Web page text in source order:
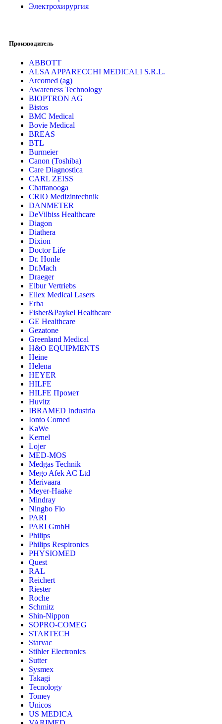
Электрохирургия
Производитель
ABBOTT
ALSA APPARECCHI MEDICALI S.R.L.
Arcomed (ag)
Awareness Technology
BIOPTRON AG
Bistos
BMC Medical
Bovie Medical
BREAS
BTL
Burmeier
Canon (Toshiba)
Care Diagnostica
CARL ZEISS
Chattanooga
CRIO Medizintechnik
DANMETER
DeVilbiss Healthcare
Diagon
Diathera
Dixion
Doctor Life
Dr. Honle
Dr.Mach
Draeger
Elbur Vertriebs
Ellex Medical Lasers
Erba
Fisher&Paykel Healthcare
GE Healthcare
Gezatone
Greenland Medical
H&O EQUIPMENTS
Heine
Helena
HEYER
HILFE
HILFE Промет
Huvitz
IBRAMED Industria
Ionto Comed
KaWe
Kernel
Lojer
MED-MOS
Medgas Technik
Mego Afek AC Ltd
Merivaara
Meyer-Haake
Mindray
Ningbo Flo
PARI
PARI GmbH
Philips
Philips Respironics
PHYSIOMED
Quest
RAL
Reichert
Riester
Roche
Schmitz
Shin-Nippon
SOPRO-COMEG
STARTECH
Starvac
Stihler Electronics
Sutter
Sysmex
Takagi
Tecnology
Tomey
Unicos
US MEDICA